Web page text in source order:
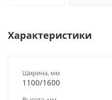
Характеристики
Ширина, мм
1100/1600